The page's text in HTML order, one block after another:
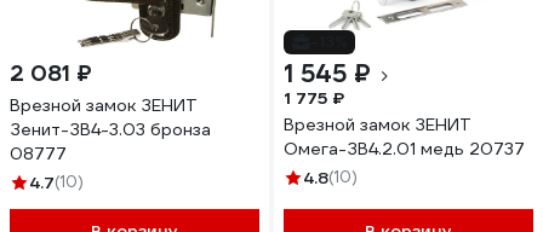
2 081 ₽
Врезной замок ЗЕНИТ
Зенит-ЗВ4-3.03 бронза
08777
4.7(10)
1 545 ₽
1 775 ₽
Врезной замок ЗЕНИТ
Омега-ЗВ4.2.01 медь 20737
4.8(10)